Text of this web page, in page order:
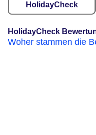
HolidayCheck
HolidayCheck
Woher stammen die